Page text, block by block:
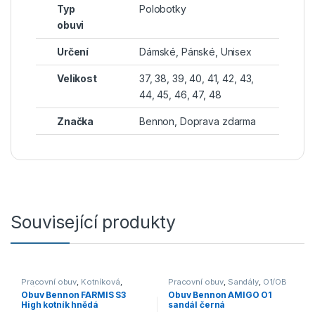
Typ
obuvi
Polobotky
Určení Dámské, Pánské, Unisex
Velikost
37, 38, 39, 40, 41, 42, 43,
44, 45, 46, 47, 48
Značka Bennon Doprava zdarma
Související produkty
Pracovní obuv Kotníková
S3/S1P
Obuv Bennon FARMIS S3
High kotník hnědá
Pracovní obuv Sandály, O1/OB
Obuv Bennon AMIGO O1
sandál černá